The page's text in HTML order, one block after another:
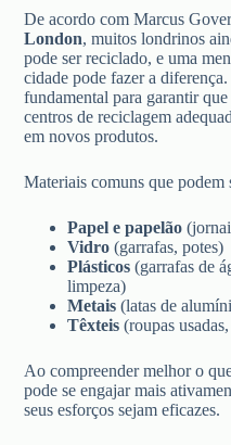
De acordo com Marcus
London, muitos londrinos
pode ser reciclado, e uma
cidade pode fazer a
fundamental para garantir
centros de reciclagem
em novos produtos.
Materiais comuns que podem
Papel e papelão
Vidro (garrafas, potes)
Plásticos (garrafas de
limpeza)
Metais (latas de
Têxteis (roupas
Ao compreender melhor o
pode se engajar mais
seus esforços sejam eficazes.